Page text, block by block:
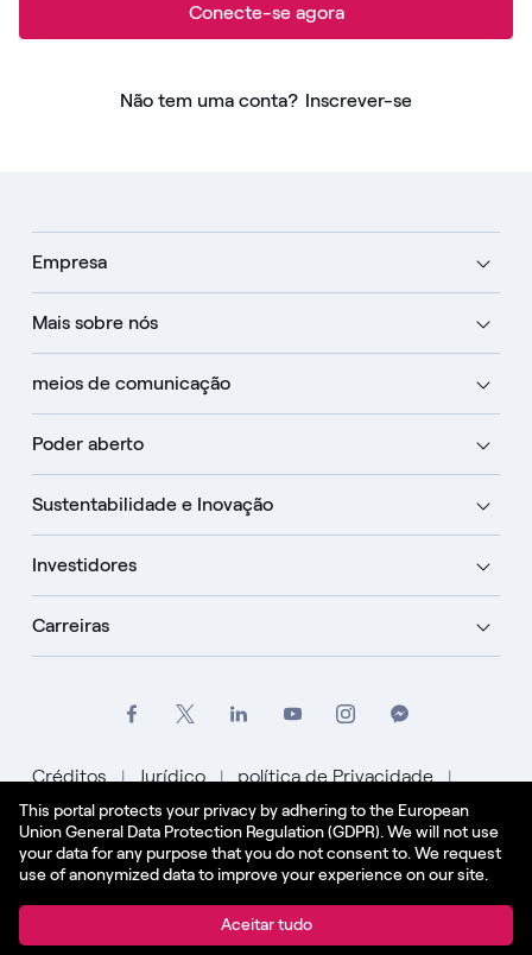
This portal protects your privacy by adhering to the European
Union General Data Protection Regulation (GDPR). We will not use
your data for any purpose that you do not consent to. We request
use of anonymized data to improve your experience on our site.
Aceitar tudo
Conecte-se agora
Não tem uma conta? Inscrever-se
Empresa
Mais sobre nós
meios de comunicação
Poder aberto
Sustentabilidade e Inovação
Investidores
Carreiras
Créditos Jurídico
política de Privacidade
Política de Cookies
Português
© Enel Spa Todos os direitos reservados Enel Spa